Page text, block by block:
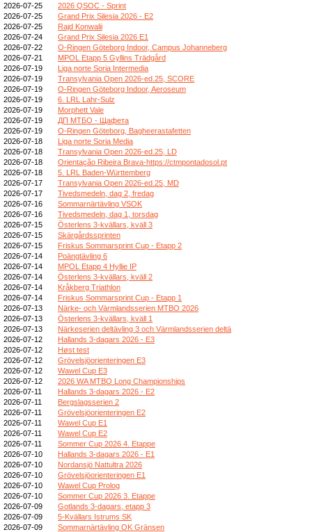
2026-07-25
2026 QSOC - Sprint
2026-07-25
Grand Prix Silesia 2026 - E2
2026-07-25
Rajd Konwalii
2026-07-24
Grand Prix Silesia 2026 E1
2026-07-22
O-Ringen Göteborg Indoor, Campus Johanneberg
2026-07-21
MPOL Etapp 5 Gyllins Trädgård
2026-07-19
Liga norte Soria Intermedia
2026-07-19
Transylvania Open 2026-ed.25, SCORE
2026-07-19
O-Ringen Göteborg Indoor, Aeroseum
2026-07-19
6. LRL Lahr-Sulz
2026-07-19
Morphett Vale
2026-07-19
ДП МТБО - Щафета
2026-07-19
O-Ringen Göteborg, Bagheerastafetten
2026-07-18
Liga norte Soria Media
2026-07-18
Transylvania Open 2026-ed.25, LD
2026-07-18
Orientação Ribeira Brava-https://ctmpontadosol.pt
2026-07-18
5. LRL Baden-Württemberg
2026-07-17
Transylvania Open 2026-ed.25, MD
2026-07-17
Tivedsmedeln, dag 2, fredag
2026-07-16
Sommarnärtävling VSOK
2026-07-16
Tivedsmedeln, dag 1, torsdag
2026-07-15
Österlens 3-kvällars, kväll 3
2026-07-15
Skärgårdssprinten
2026-07-15
Friskus Sommarsprint Cup - Etapp 2
2026-07-14
Poängtävling 6
2026-07-14
MPOL Etapp 4 Hyllie IP
2026-07-14
Österlens 3-kvällars, kväll 2
2026-07-14
Kråkberg Triathlon
2026-07-14
Friskus Sommarsprint Cup - Etapp 1
2026-07-13
Närke- och Värmlandsserien MTBO 2026
2026-07-13
Österlens 3-kvällars, kväll 1
2026-07-13
Närkeserien deltävling 3 och Värmlandsserien deltä
2026-07-12
Hallands 3-dagars 2026 - E3
2026-07-12
Høst test
2026-07-12
Grövelsjöorienteringen E3
2026-07-12
Wawel Cup E3
2026-07-12
2026 WA MTBO Long Championships
2026-07-11
Hallands 3-dagars 2026 - E2
2026-07-11
Bergslagsserien 2
2026-07-11
Grövelsjöorienteringen E2
2026-07-11
Wawel Cup E1
2026-07-11
Wawel Cup E2
2026-07-11
Sommer Cup 2026 4. Etappe
2026-07-10
Hallands 3-dagars 2026 - E1
2026-07-10
Nordansjö Nattultra 2026
2026-07-10
Grövelsjöorienteringen E1
2026-07-10
Wawel Cup Prolog
2026-07-10
Sommer Cup 2026 3. Etappe
2026-07-09
Gotlands 3-dagars, etapp 3
2026-07-09
5-Kvällars Istrums SK
2026-07-09
Sommarnärtävling OK Gränsen